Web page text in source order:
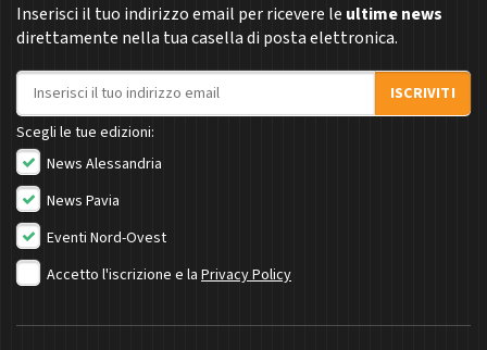
Inserisci il tuo indirizzo email per ricevere le ultime news
direttamente nella tua casella di posta elettronica.
Indirizzo email
ISCRIVITI
Scegli le tue edizioni:
News Alessandria
News Pavia
Eventi Nord-Ovest
Accetto l'iscrizione e la Privacy Policy